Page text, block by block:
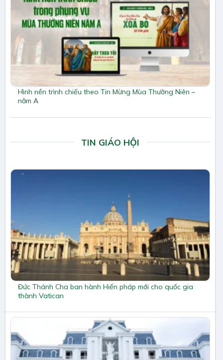
Hình nền trình chiếu theo Tin Mừng Mùa Thường Niên –
năm A
TIN GIÁO HỘI
Đức Thánh Cha ban hành Hiến pháp mới cho quốc gia
thành Vatican